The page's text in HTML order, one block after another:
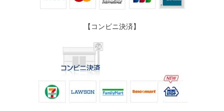
【コンビニ決済】